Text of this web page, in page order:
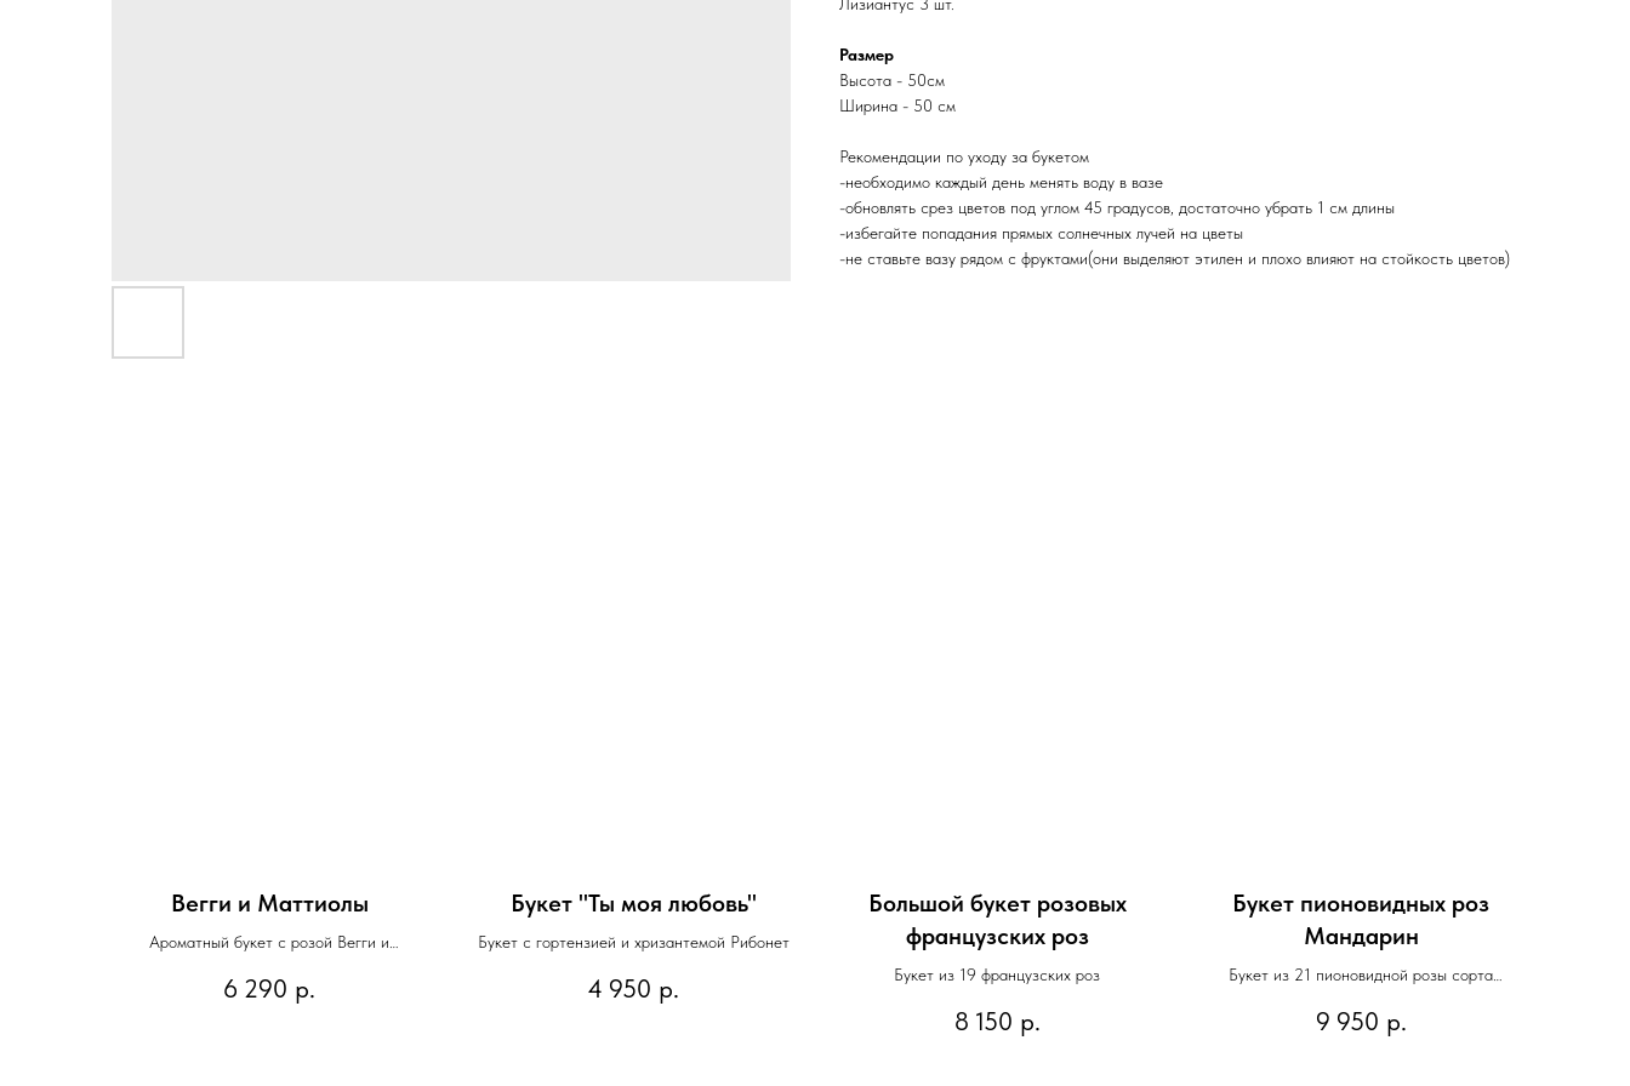
Размер
Высота - 50см
Ширина - 50 см
Рекомендации по уходу за букетом
-необходимо каждый день менять воду в вазе
-обновлять срез цветов под углом 45 градусов, достаточно убрать 1 см длины
-избегайте попадания прямых солнечных лучей на цветы
-не ставьте вазу рядом с фруктами(они выделяют этилен и плохо влияют на стойкость цветов)
Вегги и Маттиолы
Ароматный букет с розой Вегги и
6 290 р.
Букет "Ты моя любовь"
Букет с гортензией и хризантемой Рибонет
4 950 р.
Большой букет розовых
французских роз
Букет из 19 французских роз
8 150 р.
Букет пионовидных роз
Мандарин
Букет из 21 пионовидной розы сорта
9 950 р.